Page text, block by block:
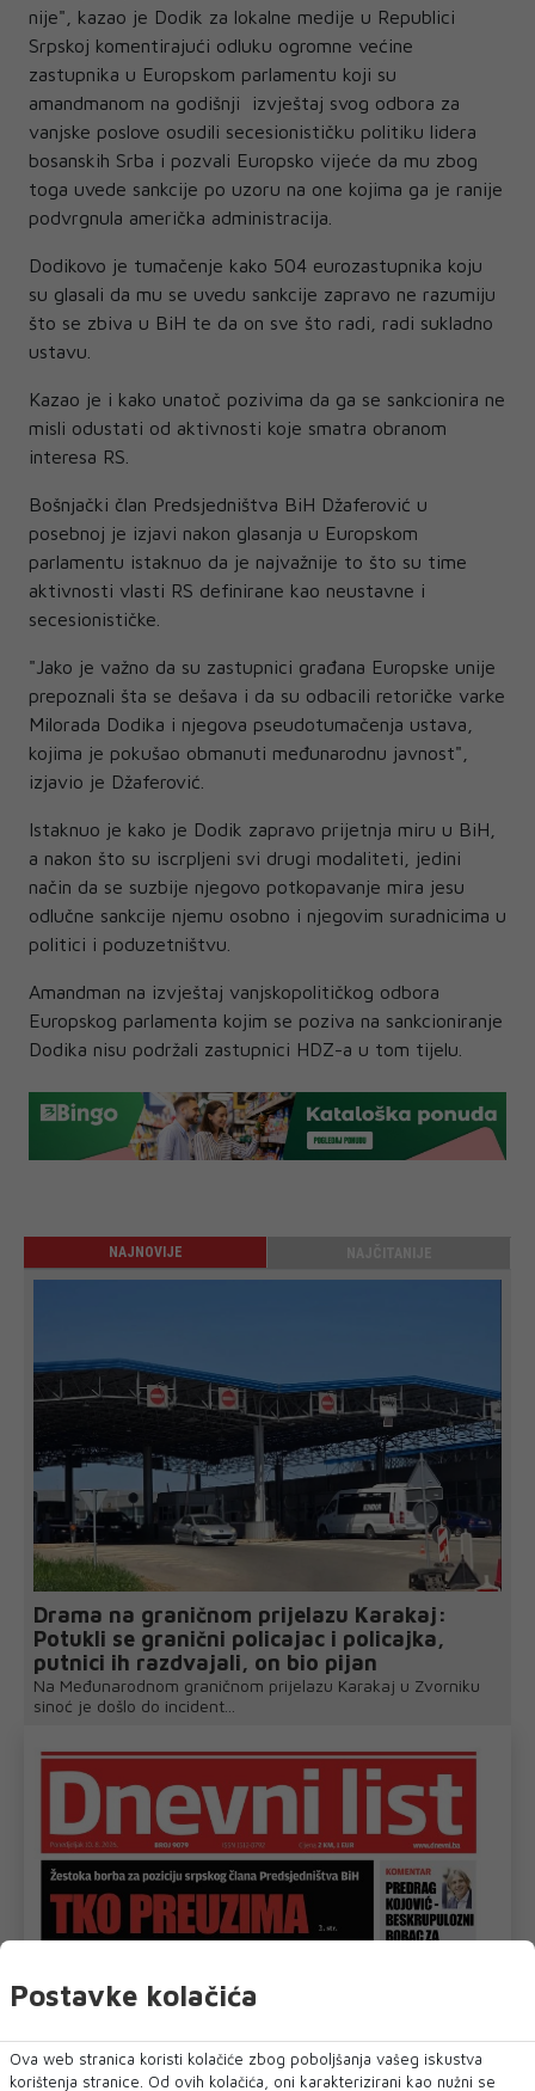
nije", kazao je Dodik za lokalne medije u Republici
Srpskoj komentirajući odluku ogromne većine
zastupnika u Europskom parlamentu koji su
amandmanom na godišnji izvještaj svog odbora za
vanjske poslove osudili secesionističku politiku lidera
bosanskih Srba i pozvali Europsko vijeće da mu zbog
toga uvede sankcije po uzoru na one kojima ga je ranije
podvrgnula američka administracija.
Dodikovo je tumačenje kako 504 eurozastupnika koju
su glasali da mu se uvedu sankcije zapravo ne razumiju
što se zbiva u BiH te da on sve što radi, radi sukladno
ustavu.
Kazao je i kako unatoč pozivima da ga se sankcionira ne
misli odustati od aktivnosti koje smatra obranom
interesa RS.
Bošnjački član Predsjedništva BiH Džaferović u
posebnoj je izjavi nakon glasanja u Europskom
parlamentu istaknuo da je najvažnije to što su time
aktivnosti vlasti RS definirane kao neustavne i
secesionističke.
"Jako je važno da su zastupnici građana Europske unije
prepoznali šta se dešava i da su odbacili retoričke varke
Milorada Dodika i njegova pseudotumačenja ustava,
kojima je pokušao obmanuti međunarodnu javnost",
izjavio je Džaferović.
Istaknuo je kako je Dodik zapravo prijetnja miru u BiH,
a nakon što su iscrpljeni svi drugi modaliteti, jedini
način da se suzbije njegovo potkopavanje mira jesu
odlučne sankcije njemu osobno i njegovim suradnicima u
politici i poduzetništvu.
Amandman na izvještaj vanjskopolitičkog odbora
Europskog parlamenta kojim se poziva na sankcioniranje
Dodika nisu podržali zastupnici HDZ-a u tom tijelu.
NAJNOVIJE
Drama na graničnom prijelazu Karakaj:
Potukli se granični policajac i policajka,
putnici ih razdvajali, on bio pijan
Na Međunarodnom graničnom prijelazu Karakaj u Zvorniku
sinoć je došlo do incident...
Postavke kolačića
Ova web stranica koristi kolačiće zbog poboljšanja vašeg iskustva
korištenja stranice. Od ovih kolačića, oni karakterizirani kao nužni se